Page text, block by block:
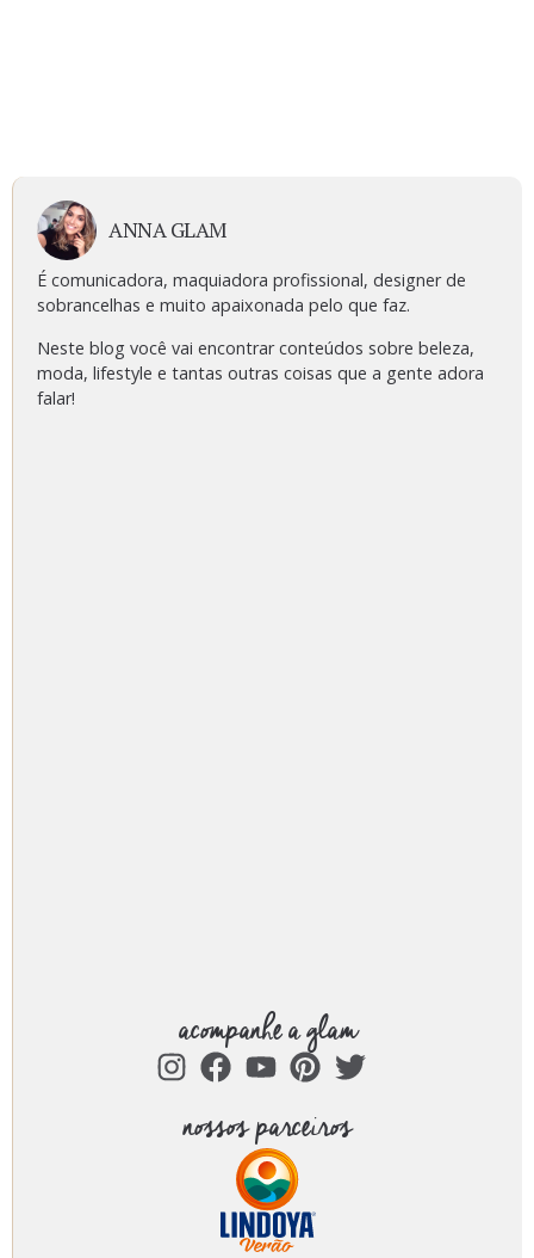
ANNA GLAM
É comunicadora, maquiadora profissional, designer de
sobrancelhas e muito apaixonada pelo que faz.
Neste blog você vai encontrar conteúdos sobre beleza,
moda, lifestyle e tantas outras coisas que a gente adora
falar!
acompanhe a glam
nossos parceiros